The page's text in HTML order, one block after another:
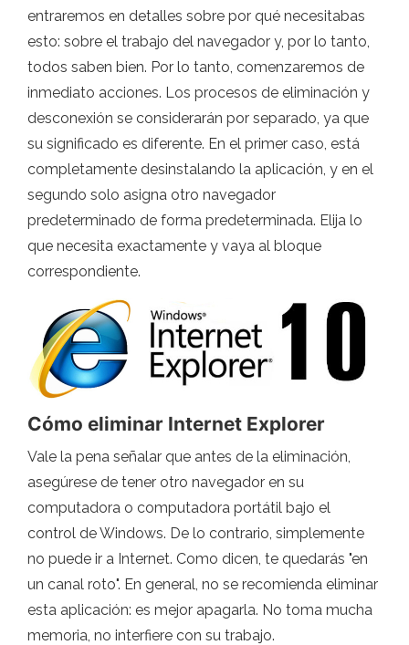
entraremos en detalles sobre por qué necesitabas
esto: sobre el trabajo del navegador y, por lo tanto,
todos saben bien. Por lo tanto, comenzaremos de
inmediato acciones. Los procesos de eliminación y
desconexión se considerarán por separado, ya que
su significado es diferente. En el primer caso, está
completamente desinstalando la aplicación, y en el
segundo solo asigna otro navegador
predeterminado de forma predeterminada. Elija lo
que necesita exactamente y vaya al bloque
correspondiente.
Cómo eliminar Internet Explorer
Vale la pena señalar que antes de la eliminación,
asegúrese de tener otro navegador en su
computadora o computadora portátil bajo el
control de Windows. De lo contrario, simplemente
no puede ir a Internet. Como dicen, te quedarás "en
un canal roto". En general, no se recomienda eliminar
esta aplicación: es mejor apagarla. No toma mucha
memoria, no interfiere con su trabajo.